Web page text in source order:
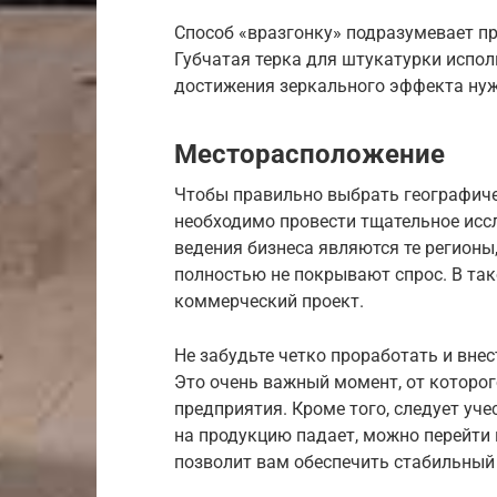
Способ «вразгонку» подразумевает
Губчатая терка для штукатурки
достижения зеркального эффекта
Месторасположение
Чтобы правильно выбрать
необходимо провести тщательное
ведения бизнеса являются те
полностью не покрывают спрос. В
коммерческий проект.
Не забудьте четко проработать и
Это очень важный момент, от
предприятия. Кроме того, следует
на продукцию падает, можно перейти
позволит вам обеспечить